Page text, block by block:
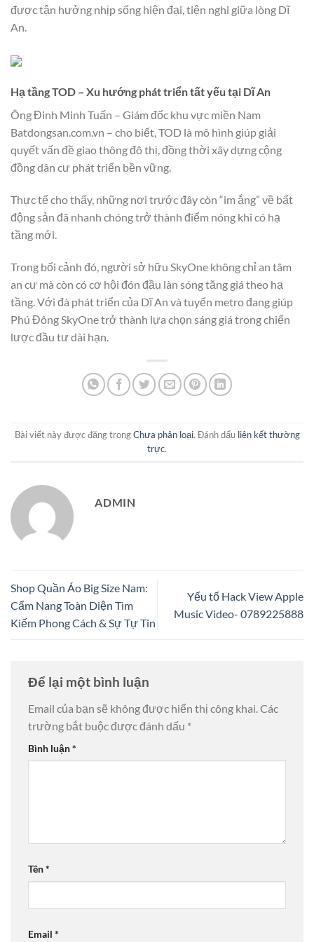
được tận hưởng nhịp sống hiện đại, tiện nghi giữa lòng Dĩ
An.
Hạ tầng TOD – Xu hướng phát triển tất yếu tại Dĩ An
Ông Đinh Minh Tuấn – Giám đốc khu vực miền Nam
Batdongsan.com.vn – cho biết, TOD là mô hình giúp giải
quyết vấn đề giao thông đô thị, đồng thời xây dựng cộng
đồng dân cư phát triển bền vững.
Thực tế cho thấy, những nơi trước đây còn “im ắng” về bất
động sản đã nhanh chóng trở thành điểm nóng khi có hạ
tầng mới.
Trong bối cảnh đó, người sở hữu SkyOne không chỉ an tâm
an cư mà còn có cơ hội đón đầu làn sóng tăng giá theo hạ
tầng. Với đà phát triển của Dĩ An và tuyến metro đang giúp
Phú Đông SkyOne trở thành lựa chọn sáng giá trong chiến
lược đầu tư dài hạn.
Bài viết này được đăng trongChưa phân loại. Đánh dấu liên kết thường
trực.
ADMIN
Shop Quần Áo Big Size Nam:
Cẩm Nang Toàn Diện Tìm
Kiếm Phong Cách & Sự Tự Tin
Yếu tố Hack View Apple
Music Video- 0789225888
Để lại một bình luận
Email của bạn sẽ không được hiển thị công khai. Các
trường bắt buộc được đánh dấu *
Bình luận*
Tên*
Email *